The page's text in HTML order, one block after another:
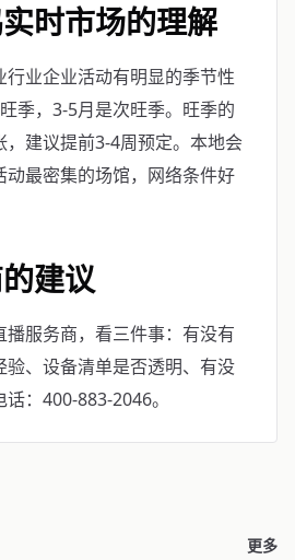
时市场的理解
行业企业活动有明显的季节性
季，3-5月是次旺季。旺季的
建议提前3-4周预定。本地会
动最密集的场馆，网络条件好
建议
服务商，看三件事：有没有
验、设备清单是否透明、有没
：400-883-2046。
更多